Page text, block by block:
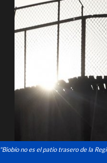
"Biobío no es el patio trasero de la